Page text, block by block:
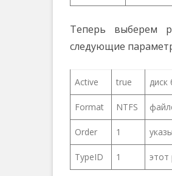
Теперь выберем
следующие
Active true диск
Format NTFS
Order 1
TypeID 1 этот